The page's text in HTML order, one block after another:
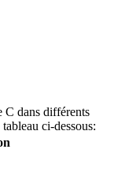
C dans différents
ci-dessous: